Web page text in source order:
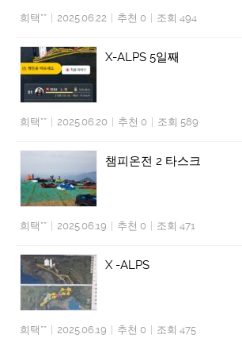
희택** 2025.06.22 추천 0 조회 494
X-ALPS 5일째
희택** 2025.06.20 추천 0 조회 589
챔피온전 2 타스크
희택** 2025.06.19 추천 0 조회 471
X -ALPS
희택** 2025.06.19 추천 0 조회 475